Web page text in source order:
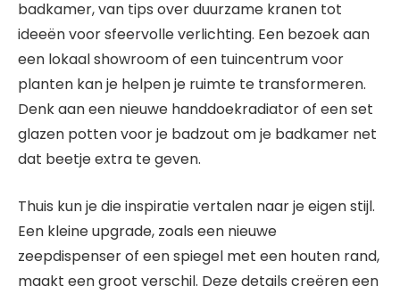
badkamer, van tips over duurzame kranen tot
ideeën voor sfeervolle verlichting. Een bezoek aan
een lokaal showroom of een tuincentrum voor
planten kan je helpen je ruimte te transformeren.
Denk aan een nieuwe handdoekradiator of een set
glazen potten voor je badzout om je badkamer net
dat beetje extra te geven.
Thuis kun je die inspiratie vertalen naar je eigen stijl.
Een kleine upgrade, zoals een nieuwe
zeepdispenser of een spiegel met een houten rand,
maakt een groot verschil. Deze details creëren een